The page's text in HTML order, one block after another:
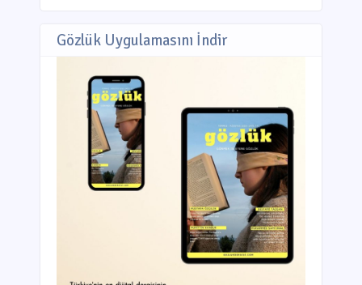
Gözlük Uygulamasını İndir